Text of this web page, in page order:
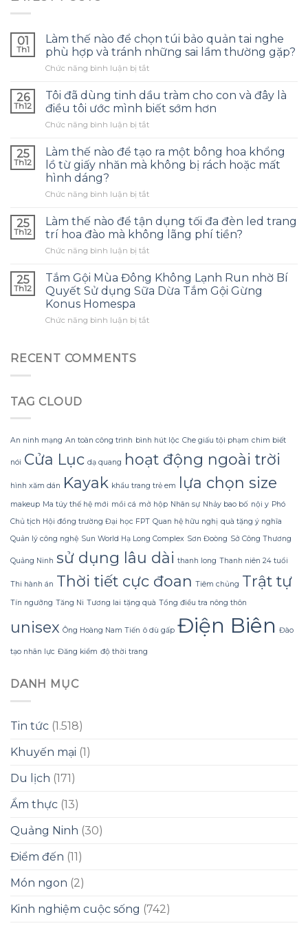
01
Th1
Làm thế nào để chọn túi bảo quản tai nghe
phù hợp và tránh những sai lầm thường gặp?
Chức năng bình luận bị tắtở
thế
nào
để
chọn
bảo
quản
phù
và
tránh
những
sai
thường
gặp?
26
Th12
Tôi đã dùng tinh dầu tràm cho con và đây là
điều tôi ước mình biết sớm hơn
Chức năng bình luận bị tắtở
đã
dùng
tinh
tràm
con
đây
là
tôi
ước
sớm
25
Th12
Làm thế nào để tạo ra một bông hoa khổng
lồ từ giấy nhăn mà không bị rách hoặc mất
hình dáng?
Chức năng bình luận bị tắtở
thế
để
tạo
một
bông
lồ
hình
dáng?
25
Th12
Làm thế nào để tận dụng tối đa đèn led trang
trí hoa đào mà không lãng phí tiền?
Chức năng bình luận bị tắtở
thế
nào
để
dụng
không
phí
25
Th12
Tắm Gội Mùa Đông Không Lạnh Run nhờ Bí
Quyết Sử dụng Sữa Dừa Tắm Gội Gừng
Konus Homespa
Chức năng bình luận bị tắtở
Quyết
dụng
Dừa
Gội
Gừng
Homespa
RECENT COMMENTS
TAG CLOUD
An ninh mạng An toàn công trình bình hút lộc Che giấu tội phạm chim biết
nói Cửa Lục dạ quang hoạt động ngoài trời
hình xăm dán Kayak khẩu trang trẻ em lựa chọn size
makeup Ma túy thế hệ mới mồi cá mở hộp Nhân sự Nhảy bao bố nội y Phó
Chủ tịch Hội đồng trường Đại học FPT Quan hệ hữu nghị quà tặng ý nghĩa
Quản lý công nghệ Sun World Hạ Long Complex Sơn Đoòng Sở Công Thương
Quảng Ninh sử dụng lâu dài thanh long Thanh niên 24 tuổi
Thi hành án Thời tiết cực đoan Tiêm chủng Trật tự
Tín ngưỡng Tăng Ni Tương lai tặng quà Tổng điều tra nông thôn
unisex Ông Hoàng Nam Tiến ô dù gấp Điện Biên Đào
tạo nhân lực Đăng kiểm độ thời trang
DANH MỤC
Tin tức (1.518)
Khuyến mại (1)
Du lịch (171)
Ẩm thực (13)
Quảng Ninh (30)
Điểm đến (11)
Món ngon (2)
Kinh nghiệm cuộc sống (742)